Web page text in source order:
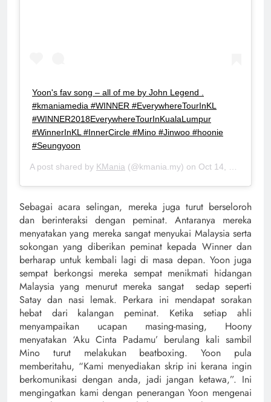
Yoon's fav song – all of me by John Legend .
#kmaniamedia #WINNER #EverywhereTourInKL
#WINNER2018EverywhereTourInKualaLumpur
#WinnerInKL #InnerCircle #Mino #Jinwoo #hoonie
#Seungyoon
A post shared by KMania (@kmania.my) on Oct 14, 2018 at 3:46am PDT
Sebagai acara selingan, mereka juga turut berseloroh
dan berinteraksi dengan peminat. Antaranya mereka
menyatakan yang mereka sangat menyukai Malaysia serta
sokongan yang diberikan peminat kepada Winner dan
berharap untuk kembali lagi di masa depan. Yoon juga
sempat berkongsi mereka sempat menikmati hidangan
Malaysia yang menurut mereka sangat sedap seperti
Satay dan nasi lemak. Perkara ini mendapat sorakan
hebat dari kalangan peminat. Ketika setiap ahli
menyampaikan ucapan masing-masing, Hoony
menyatakan ‘Aku Cinta Padamu’ berulang kali sambil
Mino turut melakukan beatboxing. Yoon pula
memberitahu, “Kami menyediakan skrip ini kerana ingin
berkomunikasi dengan anda, jadi jangan ketawa,”. Ini
mengingatkan kami dengan penerangan Yoon mengenai